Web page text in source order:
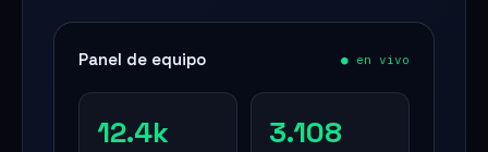
Panel de equipo ● en vivo
12.4k 3.108